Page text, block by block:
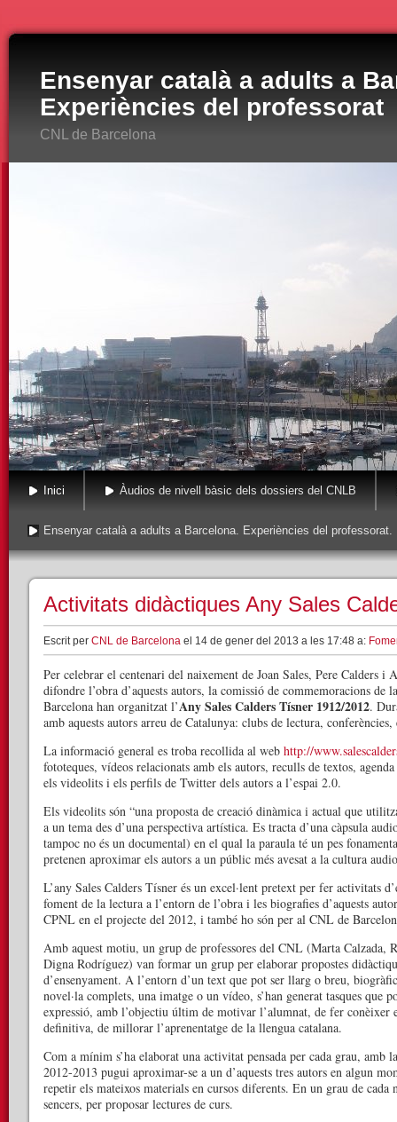
Ensenyar català a adults a
Experiències del professorat
CNL de Barcelona
Inici Àudios de nivell bàsic dels dossiers del CNLB
Ensenyar català a adults a Barcelona. Experiències del professorat.
Activitats didàctiques Any Sales
Escrit per CNL de Barcelona el 14 de gener del 2013 a les 17:48 a:
Per celebrar el centenari del naixement de Joan Sales, Pere Calders
difondre l’obra d’aquests autors, la comissió de commemoracions de
Barcelona han organitzat l’Any Sales Calders Tísner 1912/2012.
amb aquests autors arreu de Catalunya: clubs de lectura,
La informació general es troba recollida al web http://
fototeques, vídeos relacionats amb els autors, reculls de textos,
els videolits i els perfils de Twitter dels autors a l’espai 2.0.
Els videolits són “una proposta de creació dinàmica i actual que
a un tema des d’una perspectiva artística. Es tracta d’una càpsula
tampoc no és un documental) en el qual la paraula té un pes
pretenen aproximar els autors a un públic més avesat a la cultura
L’any Sales Calders Tísner és un excel·lent pretext per fer activitats
foment de la lectura a l’entorn de l’obra i les biografies d’aquests
CPNL en el projecte del 2012, i també ho són per al CNL de
Amb aquest motiu, un grup de professores del CNL (Marta Calzada,
Digna Rodríguez) van formar un grup per elaborar propostes
d’ensenyament. A l’entorn d’un text que pot ser llarg o breu,
novel·la complets, una imatge o un vídeo, s’han generat tasques que
expressió, amb l’objectiu últim de motivar l’alumnat, de fer
definitiva, de millorar l’aprenentatge de la llengua catalana.
Com a mínim s’ha elaborat una activitat pensada per cada grau, amb
2012-2013 pugui aproximar-se a un d’aquests tres autors en algun
repetir els mateixos materials en cursos diferents. En un grau de
sencers, per proposar lectures de curs.